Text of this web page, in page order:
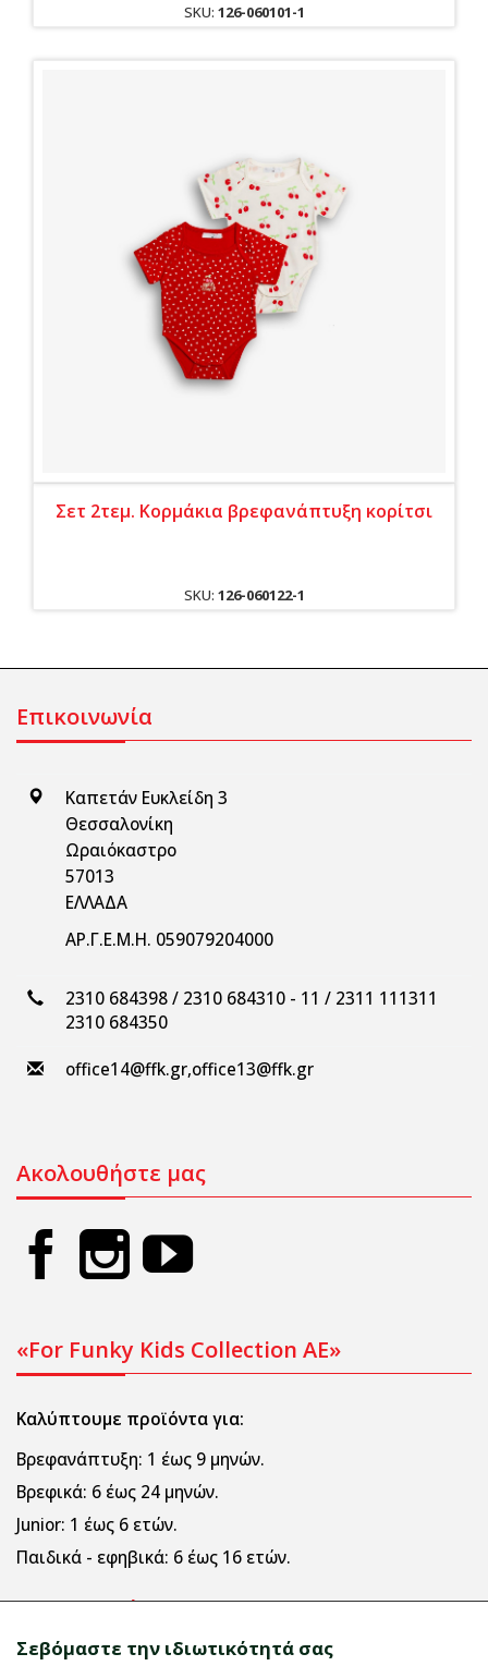
SKU: 126-060101-1
Σετ 2τεμ. Κορμάκια βρεφανάπτυξη κορίτσι
SKU: 126-060122-1
Επικοινωνία
Καπετάν Ευκλείδη 3
Θεσσαλονίκη
Ωραιόκαστρο
57013
ΕΛΛΑΔΑ
ΑΡ.Γ.Ε.Μ.Η. 059079204000
2310 684398 / 2310 684310 - 11 / 2311 111311
2310 684350
office14@ffk.gr,office13@ffk.gr
Ακολουθήστε μας
«For Funky Kids Collection AE»
Καλύπτουμε προϊόντα για:
Βρεφανάπτυξη: 1 έως 9 μηνών.
Βρεφικά: 6 έως 24 μηνών.
Junior: 1 έως 6 ετών.
Παιδικά - εφηβικά: 6 έως 16 ετών.
Πληροφορίες
Σεβόμαστε την ιδιωτικότητά σας